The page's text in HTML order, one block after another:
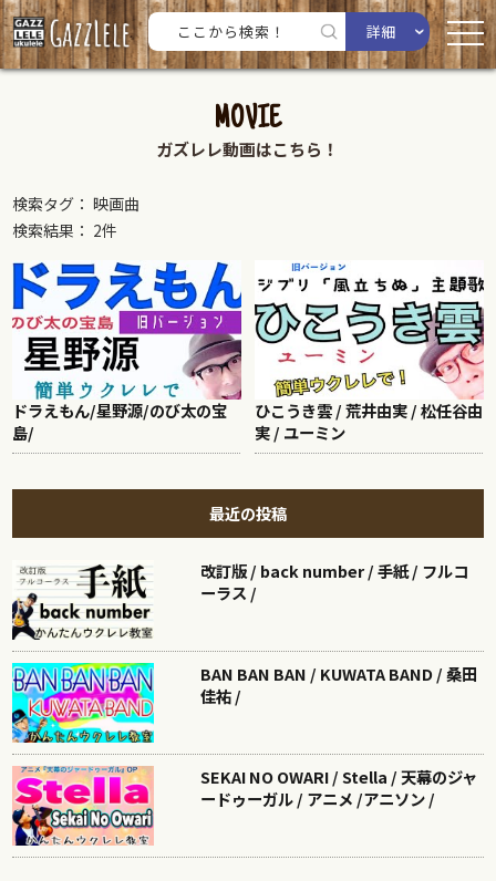
詳細
MOVIE
ガズレレ動画はこちら！
検索タグ： 映画曲
検索結果： 2件
ドラえもん/星野源/のび太の宝
島/
ひこうき雲 / 荒井由実 / 松任谷由
実 / ユーミン
最近の投稿
改訂版 / back number / 手紙 / フルコ
ーラス /
BAN BAN BAN / KUWATA BAND / 桑田
佳祐 /
SEKAI NO OWARI / Stella / 天幕のジャ
ードゥーガル / アニメ /アニソン /